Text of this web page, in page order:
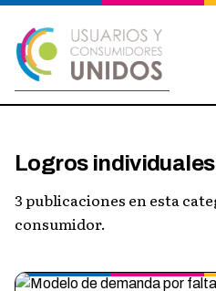
CAMPAÑA
NOTICIAS
EDUCACIÓN FINANCIERA
Logros individuales
3 publicaciones en esta
consumidor.